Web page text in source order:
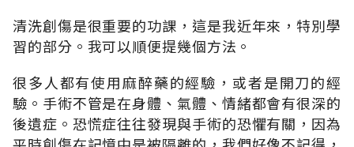
清洗創傷是很重要的功課，這是我近年來，特別學
習的部分。我可以順便提幾個方法。
很多人都有使用麻醉藥的經驗，或者是開刀的經
驗。手術不管是在身體、氣體、情緒都會有很深的
後遺症。恐慌症往往發現與手術的恐懼有關，因為